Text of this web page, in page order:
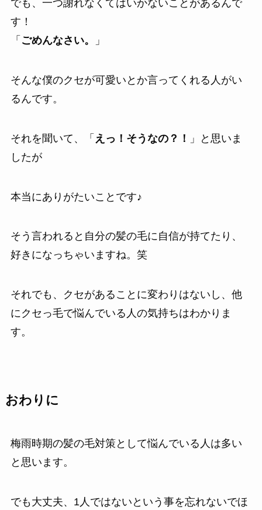
でも、一つ謝れなくてはいかないことがあるんで
す！
「 ごめんなさい。 」
そんな僕のクセが可愛いとか言ってくれる人がい
るんです。
それを聞いて、「 えっ！そうなの？！
」と思いま
したが
本当にありがたいことです♪
そう言われると自分の髪の毛に自信が持てたり、
好きになっちゃいますね。笑
それでも、クセがあることに変わりはないし、他
にクセっ毛で悩んでいる人の気持ちはわかりま
す。
おわりに
梅雨時期の髪の毛対策として悩んでいる人は多い
と思います。
でも大丈夫、1人ではないという事を忘れないでほ